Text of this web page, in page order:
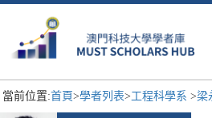
當前位置:首頁>學者列表>工程科學系 >梁